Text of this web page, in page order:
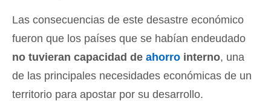
Las consecuencias de este desastre económico
fueron que los países que se habían endeudado
no tuvieran capacidad de ahorro interno, una
de las principales necesidades económicas de un
territorio para apostar por su desarrollo.